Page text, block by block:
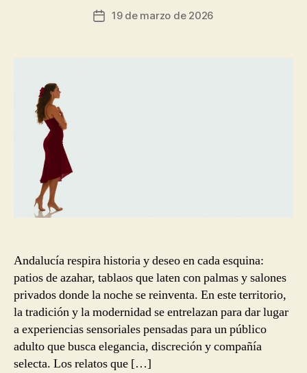
Fecha19 de marzo de 2026
Andalucía respira historia y deseo en cada esquina:
patios de azahar, tablaos que laten con palmas y salones
privados donde la noche se reinventa. En este territorio,
la tradición y la modernidad se entrelazan para dar lugar
a experiencias sensoriales pensadas para un público
adulto que busca elegancia, discreción y compañía
selecta. Los relatos que […]